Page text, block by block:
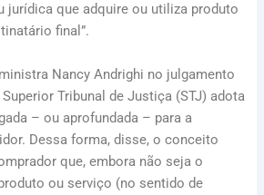
jurídica que adquire ou utiliza produto
final”.
Nancy Andrighi no julgamento
Tribunal de Justiça (STJ) adota
– ou aprofundada – para a
Dessa forma, disse, o conceito
que, embora não seja o
ou serviço (no sentido de